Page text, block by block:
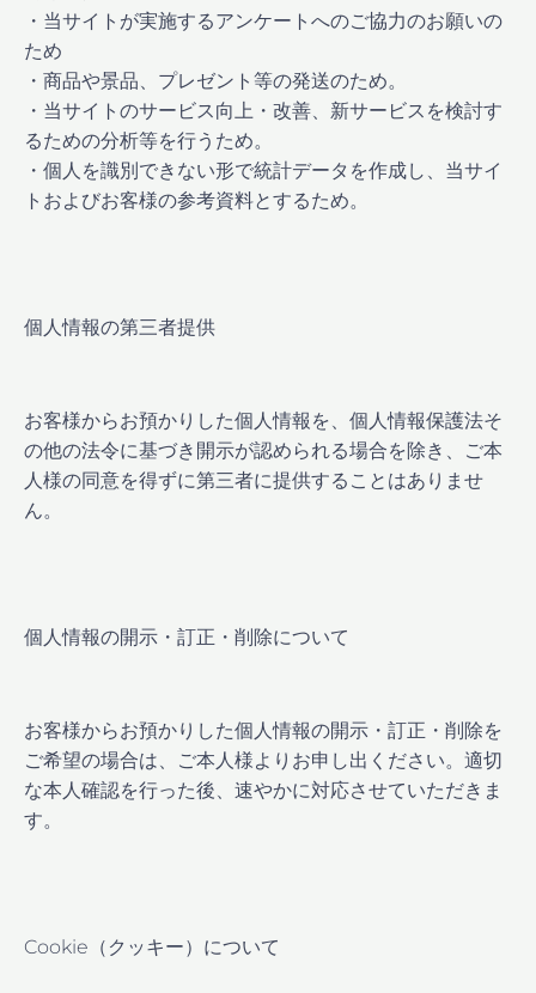
・当サイトが実施するアンケートへのご協力のお願いの
ため
・商品や景品、プレゼント等の発送のため。
・当サイトのサービス向上・改善、新サービスを検討す
るための分析等を行うため。
・個人を識別できない形で統計データを作成し、当サイ
トおよびお客様の参考資料とするため。
個人情報の第三者提供
お客様からお預かりした個人情報を、個人情報保護法そ
の他の法令に基づき開示が認められる場合を除き、ご本
人様の同意を得ずに第三者に提供することはありませ
ん。
個人情報の開示・訂正・削除について
お客様からお預かりした個人情報の開示・訂正・削除を
ご希望の場合は、ご本人様よりお申し出ください。適切
な本人確認を行った後、速やかに対応させていただきま
す。
Cookie（クッキー）について